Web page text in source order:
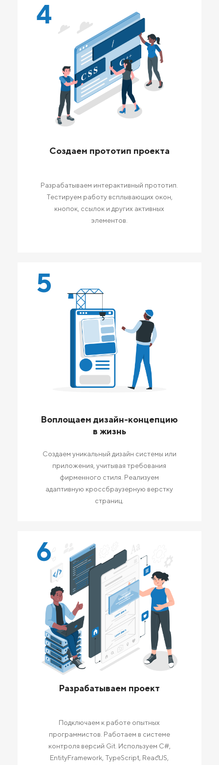
4
Создаем прототип проекта
Разрабатываем интерактивный прототип.
Тестируем работу всплывающих окон,
кнопок, ссылок и других активных
элементов.
5
Воплощаем дизайн-концепцию
в жизнь
Создаем уникальный дизайн системы или
приложения, учитывая требования
фирменного стиля. Реализуем
адаптивную кроссбраузерную верстку
страниц.
6
Разрабатываем проект
Подключаем к работе опытных
программистов. Работаем в системе
контроля версий Git. Используем C#,
EntityFramework, TypeScript, ReactJS,